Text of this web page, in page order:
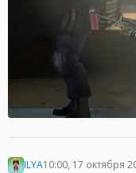
ILYA10:00, 17 октября